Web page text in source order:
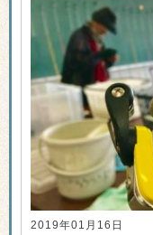
2019年01月16日